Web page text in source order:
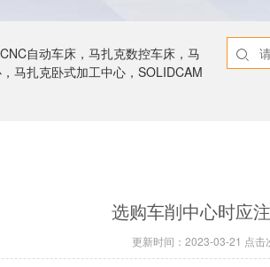
自动车床，马扎克数控车床，马
马扎克卧式加工中心，SOLIDCAM
选购车削中心时应
更新时间：2023-03-21 点击